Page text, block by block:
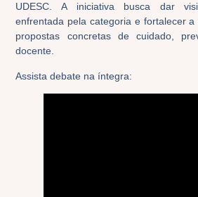
UDESC. A iniciativa busca dar
enfrentada pela categoria e fortalecer
propostas concretas de cuidado,
docente.
Assista debate na íntegra: